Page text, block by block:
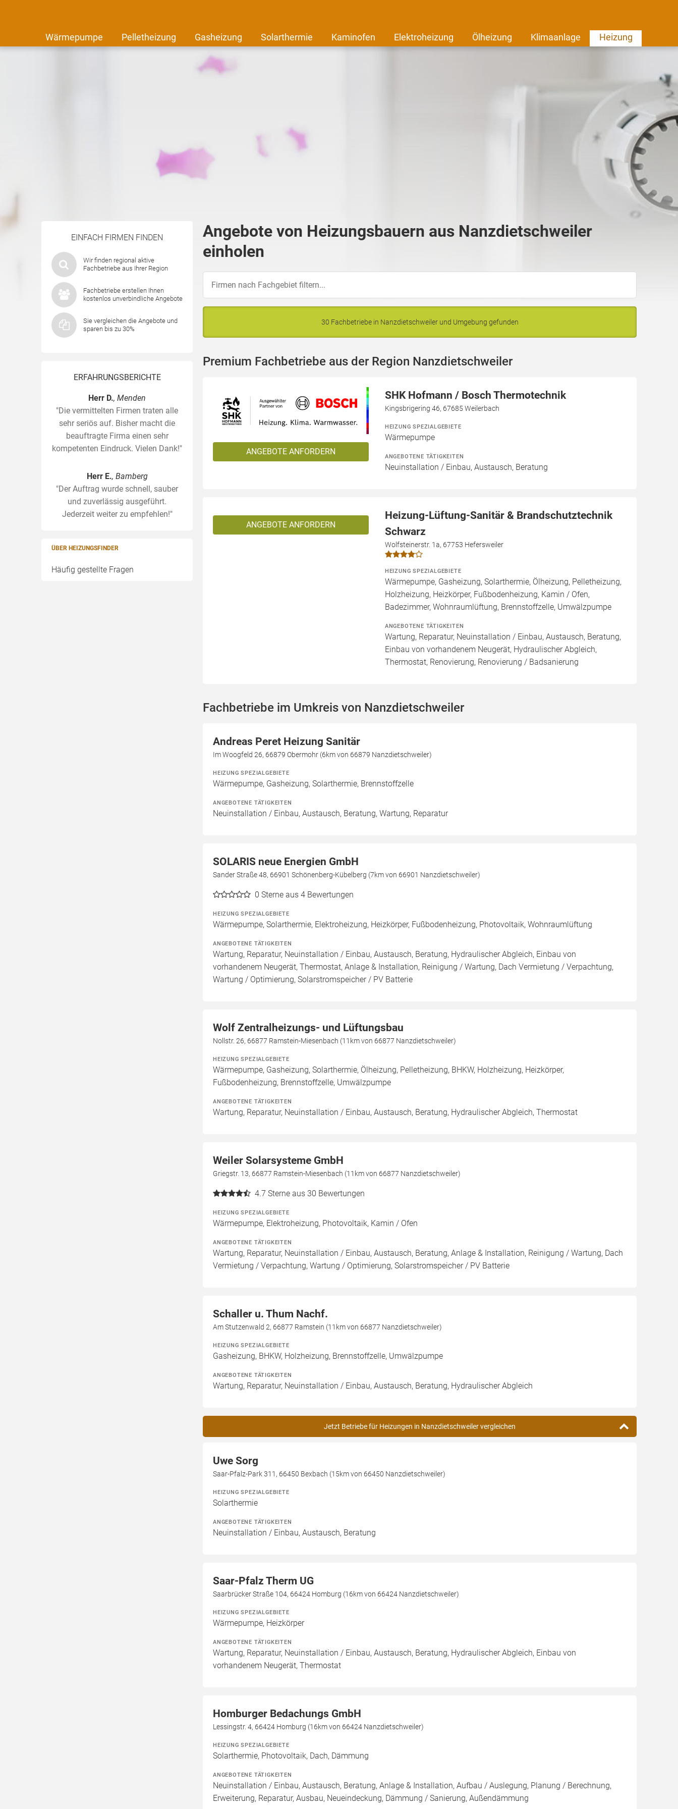
Wärmepumpe Pelletheizung Gasheizung Solarthermie Kaminofen Elektroheizung Ölheizung Klimaanlage Heizung
EINFACH FIRMEN FINDEN
Wir finden regional aktive
Fachbetriebe aus Ihrer Region
Fachbetriebe erstellen Ihnen
kostenlos unverbindliche Angebote
Sie vergleichen die Angebote und
sparen bis zu 30%
ERFAHRUNGSBERICHTE
Herr D., Menden
"Die vermittelten Firmen traten alle
sehr seriös auf. Bisher macht die
beauftragte Firma einen sehr
kompetenten Eindruck. Vielen Dank!"
Herr E., Bamberg
"Der Auftrag wurde schnell, sauber
und zuverlässig ausgeführt.
Jederzeit weiter zu empfehlen!"
ÜBER HEIZUNGSFINDER
Häufig gestellte Fragen
Angebote von Heizungsbauern aus Nanzdietschweiler
einholen
30 Fachbetriebe in Nanzdietschweiler und Umgebung gefunden
Premium Fachbetriebe aus der Region Nanzdietschweiler
ANGEBOTE ANFORDERN
SHK Hofmann / Bosch Thermotechnik
Kingsbrigering 46, 67685 Weilerbach
HEIZUNG SPEZIALGEBIETE
Wärmepumpe
ANGEBOTENE TÄTIGKEITEN
Neuinstallation / Einbau, Austausch, Beratung
ANGEBOTE ANFORDERN
Heizung-Lüftung-Sanitär & Brandschutztechnik
Schwarz
Wolfsteinerstr. 1a, 67753 Hefersweiler
HEIZUNG SPEZIALGEBIETE
Wärmepumpe, Gasheizung, Solarthermie, Ölheizung, Pelletheizung,
Holzheizung, Heizkörper, Fußbodenheizung, Kamin / Ofen,
Badezimmer, Wohnraumlüftung, Brennstoffzelle, Umwälzpumpe
ANGEBOTENE TÄTIGKEITEN
Wartung, Reparatur, Neuinstallation / Einbau, Austausch, Beratung,
Einbau von vorhandenem Neugerät, Hydraulischer Abgleich,
Thermostat, Renovierung, Renovierung / Badsanierung
Fachbetriebe im Umkreis von Nanzdietschweiler
Andreas Peret Heizung Sanitär
Im Woogfeld 26, 66879 Obermohr (6km von 66879 Nanzdietschweiler)
HEIZUNG SPEZIALGEBIETE
Wärmepumpe, Gasheizung, Solarthermie, Brennstoffzelle
ANGEBOTENE TÄTIGKEITEN
Neuinstallation / Einbau, Austausch, Beratung, Wartung, Reparatur
SOLARIS neue Energien GmbH
Sander Straße 48, 66901 Schönenberg-Kübelberg (7km von 66901 Nanzdietschweiler)
0 Sterne aus 4 Bewertungen
HEIZUNG SPEZIALGEBIETE
Wärmepumpe, Solarthermie, Elektroheizung, Heizkörper, Fußbodenheizung, Photovoltaik, Wohnraumlüftung
ANGEBOTENE TÄTIGKEITEN
Wartung, Reparatur, Neuinstallation / Einbau, Austausch, Beratung, Hydraulischer Abgleich, Einbau von
vorhandenem Neugerät, Thermostat, Anlage & Installation, Reinigung / Wartung, Dach Vermietung / Verpachtung,
Wartung / Optimierung, Solarstromspeicher / PV Batterie
Wolf Zentralheizungs- und Lüftungsbau
Nollstr. 26, 66877 Ramstein-Miesenbach (11km von 66877 Nanzdietschweiler)
HEIZUNG SPEZIALGEBIETE
Wärmepumpe, Gasheizung, Solarthermie, Ölheizung, Pelletheizung, BHKW, Holzheizung, Heizkörper,
Fußbodenheizung, Brennstoffzelle, Umwälzpumpe
ANGEBOTENE TÄTIGKEITEN
Wartung, Reparatur, Neuinstallation / Einbau, Austausch, Beratung, Hydraulischer Abgleich, Thermostat
Weiler Solarsysteme GmbH
Griegstr. 13, 66877 Ramstein-Miesenbach (11km von 66877 Nanzdietschweiler)
4.7 Sterne aus 30 Bewertungen
HEIZUNG SPEZIALGEBIETE
Wärmepumpe, Elektroheizung, Photovoltaik, Kamin / Ofen
ANGEBOTENE TÄTIGKEITEN
Wartung, Reparatur, Neuinstallation / Einbau, Austausch, Beratung, Anlage & Installation, Reinigung / Wartung, Dach
Vermietung / Verpachtung, Wartung / Optimierung, Solarstromspeicher / PV Batterie
Schaller u. Thum Nachf.
Am Stutzenwald 2, 66877 Ramstein (11km von 66877 Nanzdietschweiler)
HEIZUNG SPEZIALGEBIETE
Gasheizung, BHKW, Holzheizung, Brennstoffzelle, Umwälzpumpe
ANGEBOTENE TÄTIGKEITEN
Wartung, Reparatur, Neuinstallation / Einbau, Austausch, Beratung, Hydraulischer Abgleich
Jetzt Betriebe für Heizungen in Nanzdietschweiler vergleichen
Uwe Sorg
Saar-Pfalz-Park 311, 66450 Bexbach (15km von 66450 Nanzdietschweiler)
HEIZUNG SPEZIALGEBIETE
Solarthermie
ANGEBOTENE TÄTIGKEITEN
Neuinstallation / Einbau, Austausch, Beratung
Saar-Pfalz Therm UG
Saarbrücker Straße 104, 66424 Homburg (16km von 66424 Nanzdietschweiler)
HEIZUNG SPEZIALGEBIETE
Wärmepumpe, Heizkörper
ANGEBOTENE TÄTIGKEITEN
Wartung, Reparatur, Neuinstallation / Einbau, Austausch, Beratung, Hydraulischer Abgleich, Einbau von
vorhandenem Neugerät, Thermostat
Homburger Bedachungs GmbH
Lessingstr. 4, 66424 Homburg (16km von 66424 Nanzdietschweiler)
HEIZUNG SPEZIALGEBIETE
Solarthermie, Photovoltaik, Dach, Dämmung
ANGEBOTENE TÄTIGKEITEN
Neuinstallation / Einbau, Austausch, Beratung, Anlage & Installation, Aufbau / Auslegung, Planung / Berechnung,
Erweiterung, Reparatur, Ausbau, Neueindeckung, Dämmung / Sanierung, Außendämmung